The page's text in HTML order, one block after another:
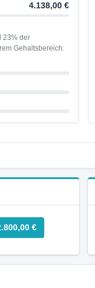
4.138,00 €
23% der
Gehaltsbereich.
€